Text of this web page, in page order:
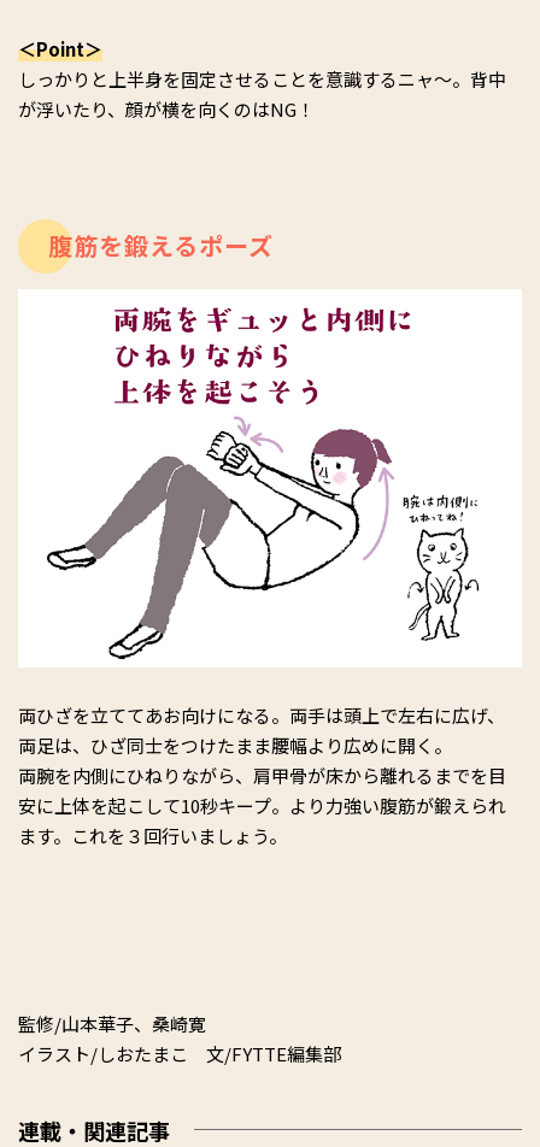
＜Point＞
しっかりと上半身を固定させることを意識するニャ～。背中
が浮いたり、顔が横を向くのはNG！
腹筋を鍛えるポーズ
両ひざを立ててあお向けになる。両手は頭上で左右に広げ、
両足は、ひざ同士をつけたまま腰幅より広めに開く。
両腕を内側にひねりながら、肩甲骨が床から離れるまでを目
安に上体を起こして10秒キープ。より力強い腹筋が鍛えられ
ます。これを３回行いましょう。
監修/山本華子、桑崎寛
イラスト/しおたまこ 文/FYTTE編集部
連載・関連記事